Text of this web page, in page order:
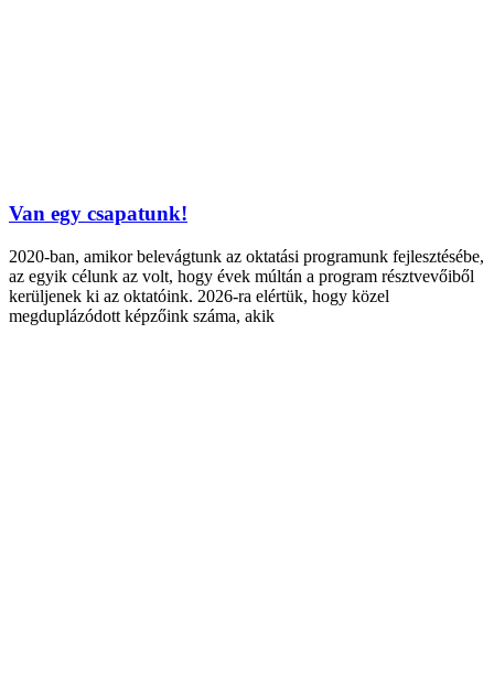
Van egy csapatunk!
2020-ban, amikor belevágtunk az oktatási programunk fejlesztésébe,
az egyik célunk az volt, hogy évek múltán a program résztvevőiből
kerüljenek ki az oktatóink. 2026-ra elértük, hogy közel
megduplázódott képzőink száma, akik